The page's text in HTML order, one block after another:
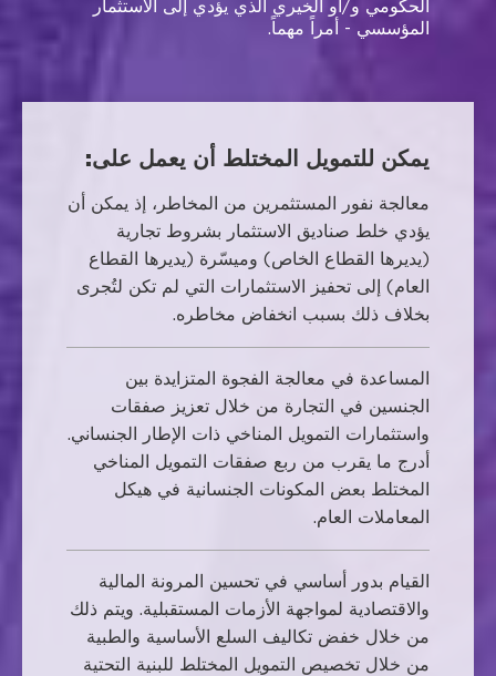
الحكومي و/أو الخيري الذي يؤدي إلى الاستثمار
المؤسسي - أمراً مهماً.
يمكن للتمويل المختلط أن يعمل على:
معالجة نفور المستثمرين من المخاطر، إذ يمكن أن
يؤدي خلط صناديق الاستثمار بشروط تجارية
(يديرها القطاع الخاص) وميسّرة (يديرها القطاع
العام) إلى تحفيز الاستثمارات التي لم تكن لتُجرى
بخلاف ذلك بسبب انخفاض مخاطره.
المساعدة في معالجة الفجوة المتزايدة بين
الجنسين في التجارة من خلال تعزيز صفقات
واستثمارات التمويل المناخي ذات الإطار الجنساني.
أدرج ما يقرب من ربع صفقات التمويل المناخي
المختلط بعض المكونات الجنسانية في هيكل
المعاملات العام.
القيام بدور أساسي في تحسين المرونة المالية
والاقتصادية لمواجهة الأزمات المستقبلية. ويتم ذلك
من خلال خفض تكاليف السلع الأساسية والطبية
من خلال تخصيص التمويل المختلط للبنية التحتية